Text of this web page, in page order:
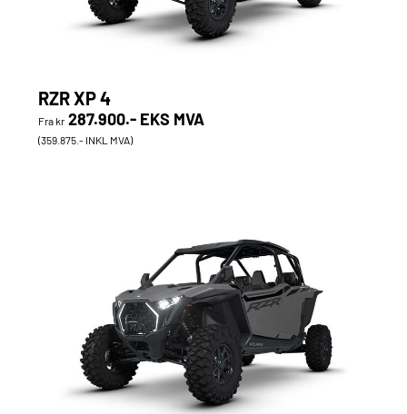
RZR XP 4
Fra kr 287.900.- EKS MVA
(359.875.- INKL MVA)